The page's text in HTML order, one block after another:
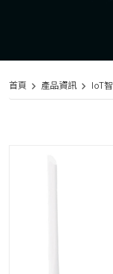
首頁 產品資訊 IoT